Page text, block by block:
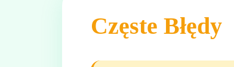
Częste Błędy